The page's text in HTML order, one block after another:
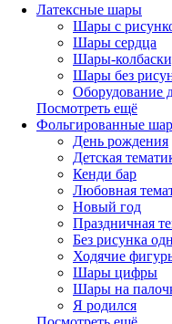
Латексные шары
Шары с
Шары сердца
Шары-
Шары без
Оборудование
Посмотреть ещё
Фольгированные
День рождения
Детская
Кенди бар
Любовная
Новый год
Праздничная
Без рисунка
Ходячие
Шары цифры
Шары на
Я родился